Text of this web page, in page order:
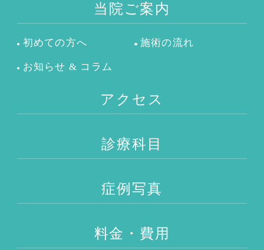
当院ご案内
初めての方へ 施術の流れ
お知らせ & コラム
アクセス
診療科目
症例写真
料金・費用